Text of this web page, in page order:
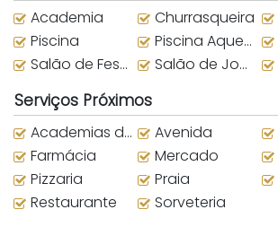
Academia Churrasqueira
Piscina
Piscina Aquecida
Salão de Festas
Salão de Jogos
Serviços Próximos
Academias de ginástica Avenida
Farmácia
Mercado
Pizzaria
Praia
Restaurante
Sorveteria